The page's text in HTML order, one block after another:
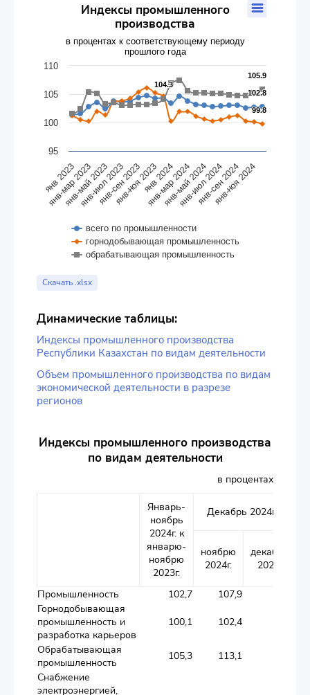
Индексы промышленного производства
Line chart with 3 lines.
в процентах к соответствующему периоду прошлого года
The chart has 1 X axis displaying categories.
The chart has 1 Y axis displaying values. Data ranges from
Индексы промышленного
производства
в процентах к соответствующему периоду
прошлого года
104.3
104.3
102.8
102.8
99.8
99.8
105.9
105.9
всего по промышленности
горнодобывающая промышленность
обрабатывающая промышленность
янв 2023янв-июл 2023 янв 2024янв-июл 2024
янв-мар 2023
янв-май 2023янв-сен 2023
янв-ноя 2023янв-мар 2024
янв-май 2024янв-сен 2024
янв-ноя 2024
95
100
105
110
End of interactive chart.
Скачать .xlsx
Динамические таблицы:
Индексы промышленного производства
Республики Казахстан по видам деятельности
Объем промышленного производства по видам
экономической деятельности в разрезе
регионов
Индексы промышленного производства
по видам деятельности
в процентах
Январь-
ноябрь
2024г. к
январю-
ноябрю
2023г.
Декабрь 2024г. к
ноябрю
2024г.
декабрю
2023г.
Промышленность 102,7 107,9
Горнодобывающая
промышленность и
разработка карьеров
100,1 102,4
Обрабатывающая
промышленность
105,3 113,1
Снабжение
электроэнергией,